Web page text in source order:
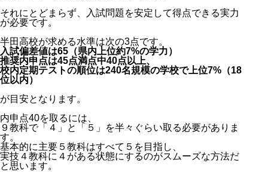
それにとどまらず、入試問題を安定して得点できる実力
が必要です。
半田高校が求める水準は次の3点です。
入試偏差値は65（県内上位約7%の学力）
推奨内申点は45点満点中40点以上、
校内定期テストの順位は240名規模の学校で上位7%（18
位以内）
が目安となります。
内申点40を取るには、
９教科で「４」と「５」を半々ぐらい取る必要がありま
す。
基本的に主要５教科はすべて５を目指し、
実技４教科に４がある状態にするのがスムーズな方法だ
と思います。